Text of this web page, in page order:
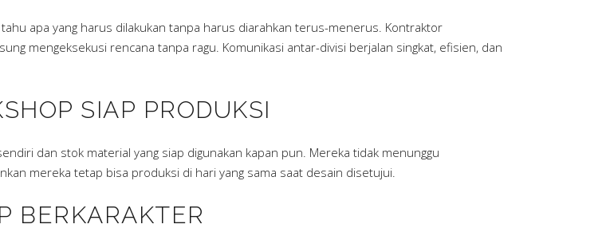
apa yang harus dilakukan tanpa harus diarahkan terus-menerus. Kontraktor
mengeksekusi rencana tanpa ragu. Komunikasi antar-divisi berjalan singkat, efisien, dan
SIAP PRODUKSI
dan stok material yang siap digunakan kapan pun. Mereka tidak menunggu
mereka tetap bisa produksi di hari yang sama saat desain disetujui.
BERKARAKTER